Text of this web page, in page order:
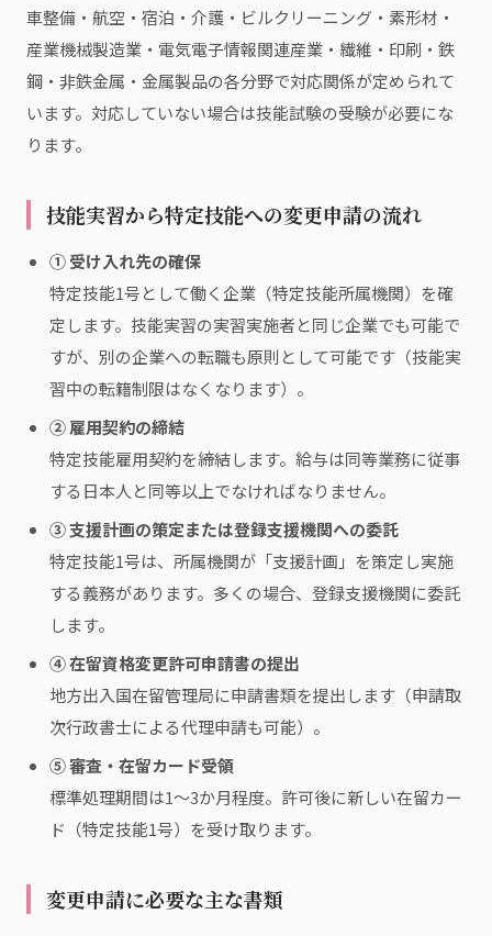
車整備・航空・宿泊・介護・ビルクリーニング・素形材・
産業機械製造業・電気電子情報関連産業・繊維・印刷・鉄
鋼・非鉄金属・金属製品の各分野で対応関係が定められて
います。対応していない場合は技能試験の受験が必要にな
ります。
技能実習から特定技能への変更申請の流れ
① 受け入れ先の確保
特定技能1号として働く企業（特定技能所属機関）を確
定します。技能実習の実習実施者と同じ企業でも可能で
すが、別の企業への転職も原則として可能です（技能実
習中の転籍制限はなくなります）。
② 雇用契約の締結
特定技能雇用契約を締結します。給与は同等業務に従事
する日本人と同等以上でなければなりません。
③ 支援計画の策定または登録支援機関への委託
特定技能1号は、所属機関が「支援計画」を策定し実施
する義務があります。多くの場合、登録支援機関に委託
します。
④ 在留資格変更許可申請書の提出
地方出入国在留管理局に申請書類を提出します（申請取
次行政書士による代理申請も可能）。
⑤ 審査・在留カード受領
標準処理期間は1〜3か月程度。許可後に新しい在留カー
ド（特定技能1号）を受け取ります。
変更申請に必要な主な書類